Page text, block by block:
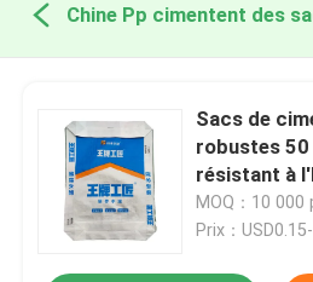
Chine Pp cimentent des
Sacs de
robustes
résistant à
MOQ：10 000
Prix：